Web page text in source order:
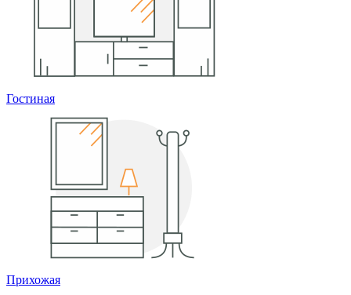
Гостиная
Прихожая